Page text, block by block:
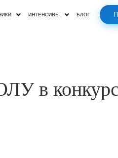
ИНТЕНСИВЫ БЛОГ
в